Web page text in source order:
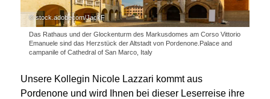
© stock.adobecom/JackF
Das Rathaus und der Glockenturm des Markusdomes am Corso Vittorio
Emanuele sind das Herzstück der Altstadt von Pordenone.Palace and
campanile of Cathedral of San Marco, Italy
Unsere Kollegin Nicole Lazzari kommt aus
Pordenone und wird Ihnen bei dieser Leserreise ihre